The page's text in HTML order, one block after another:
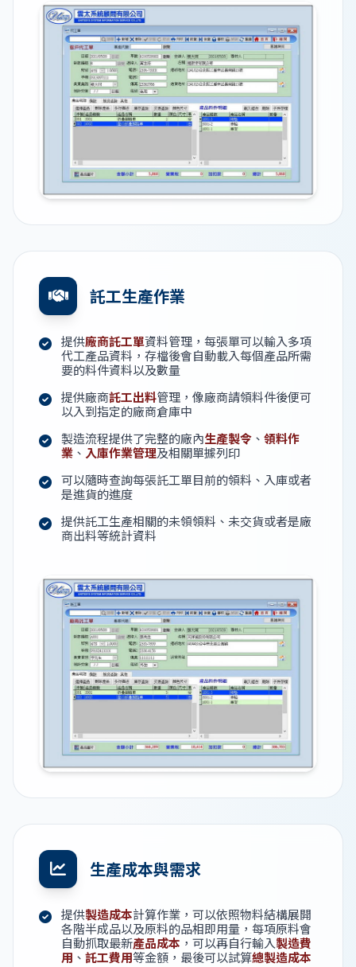
託工生產作業
提供廠商託工單資料管理，每張單可以輸入多項
代工產品資料，存檔後會自動載入每個產品所需
要的料件資料以及數量
提供廠商託工出料管理，像廠商請領料件後便可
以入到指定的廠商倉庫中
製造流程提供了完整的廠內生產製令 、 領料作
業 、 入庫作業管理及相關單據列印
可以隨時查詢每張託工單目前的領料、入庫或者
是進貨的進度
提供託工生產相關的未領領料、未交貨或者是廠
商出料等統計資料
生產成本與需求
提供製造成本計算作業，可以依照物料結構展開
各階半成品以及原料的品相即用量，每項原料會
自動抓取最新產品成本 ，可以再自行輸入製造費
用 、 託工費用等金額，最後可以試算總製造成本